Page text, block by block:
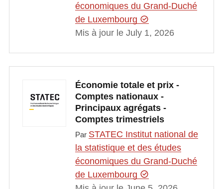
économiques du Grand-Duché
de Luxembourg
Mis à jour le July 1, 2026
Économie totale et prix -
Comptes nationaux -
Principaux agrégats -
Comptes trimestriels
Par STATEC Institut national de
la statistique et des études
économiques du Grand-Duché
de Luxembourg